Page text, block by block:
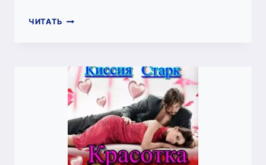
ЧИТАТЬ РАСПУТНОЕ